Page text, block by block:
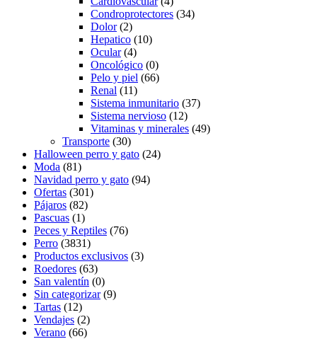
Condroprotectores (34)
Dolor (2)
Hepatico (10)
Ocular (4)
Oncológico (0)
Pelo y piel (66)
Renal (11)
Sistema inmunitario (37)
Sistema nervioso (12)
Vitaminas y minerales (49)
Transporte (30)
Halloween perro y gato (24)
Moda (81)
Navidad perro y gato (94)
Ofertas (301)
Pájaros (82)
Pascuas (1)
Peces y Reptiles (76)
Perro (3831)
Productos exclusivos (3)
Roedores (63)
San valentín (0)
Sin categorizar (9)
Tartas (12)
Vendajes (2)
Verano (66)